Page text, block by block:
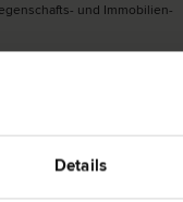
Details
und Immobilien­
| Scheidungs­recht |